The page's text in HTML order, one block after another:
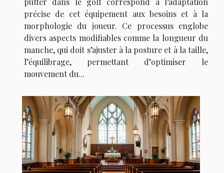
précise de cet équipement aux besoins et à la
morphologie du joueur. Ce processus englobe
divers aspects modifiables comme la longueur du
manche, qui doit s’ajuster à la posture et à la taille,
l’équilibrage, permettant d’optimiser le
mouvement du...